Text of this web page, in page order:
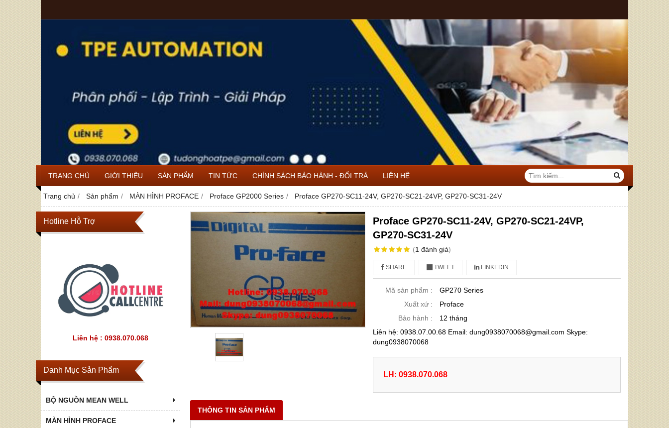
TRANG CHỦ GIỚI THIỆU SẢN PHẨM TIN TỨC CHÍNH SÁCH BẢO HÀNH - ĐỔI TRẢ LIÊN HỆ
Trang chủ Sản phẩm MÀN HÌNH PROFACE Proface GP2000 Series Proface GP270-SC11-24V, GP270-SC21-24VP, GP270-SC31-24V
Hotline Hỗ Trợ
Liên hệ : 0938.070.068
Danh Mục Sản Phẩm
BỘ NGUỒN MEAN WELL
MÀN HÌNH PROFACE
Proface GP270-SC11-24V, GP270-SC21-24VP,
GP270-SC31-24V
(1 đánh giá)
SHARE TWEET LINKEDIN
Mã sản phẩm :
GP270 Series
Xuất xứ :
Proface
Bảo hành :
12 tháng
Liên hệ: 0938.07.00.68 Email: dung0938070068@gmail.com Skype:
dung0938070068
LH: 0938.070.068
THÔNG TIN SẢN PHẨM